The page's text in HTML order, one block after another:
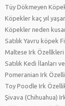
Tüy Dökmeyen
Köpekler kaç yıl
Köpekler neden
Satılık Yavru köpek
Maltese Irk Özellkleri
Satılık Kedi İlanları
Pomeranian Irk
Toy Poodle Irk
Şivava (Chihuahua)